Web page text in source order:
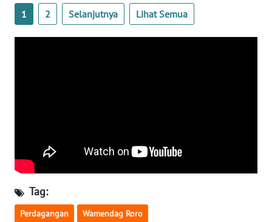
1 2 Selanjutnya Lihat Semua
Tag:
Perdagangan Wamendag Roro
SULTENG
WN
WN
SUMSEL
WN